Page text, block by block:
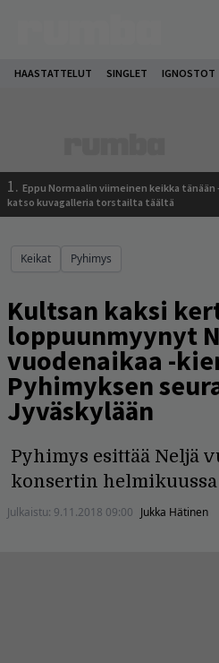
HAASTATTELUT SINGLET IGNOSTOT
1. Eppu Normaalin viimeinen keikka tänään
katso kuvagalleria torstailta täältä
Keikat Pyhimys
Kultsan kaksi
loppuunmyynyt
vuodenaikaa -
Pyhimyksen
Jyväskylään
Pyhimys esittää Neljä
konsertin
Julkaistu: 9.11.2018 09:00 Jukka Hätinen